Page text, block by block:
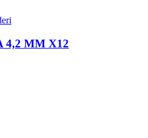
4,2 MM X12